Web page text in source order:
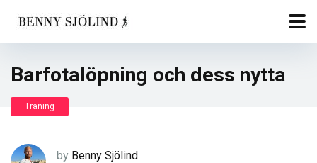
Barfotalöpning och dess nytta
Träning
by Benny Sjölind